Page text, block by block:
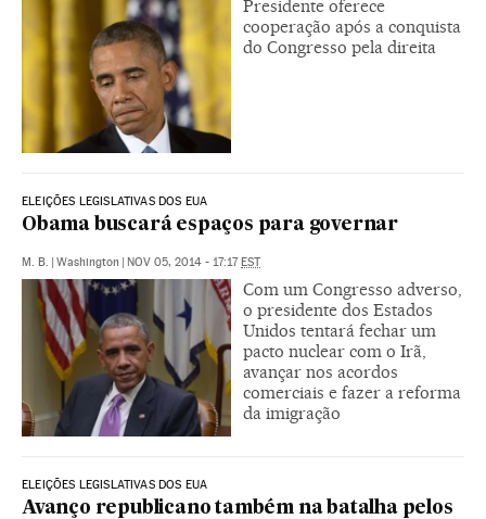
Presidente oferece
cooperação após a conquista
do Congresso pela direita
ELEIÇÕES LEGISLATIVAS DOS EUA
Obama buscará espaços para governar
M. B. | Washington | NOV 05, 2014 - 17:17EST
Com um Congresso adverso,
o presidente dos Estados
Unidos tentará fechar um
pacto nuclear com o Irã,
avançar nos acordos
comerciais e fazer a reforma
da imigração
ELEIÇÕES LEGISLATIVAS DOS EUA
Avanço republicano também na batalha pelos